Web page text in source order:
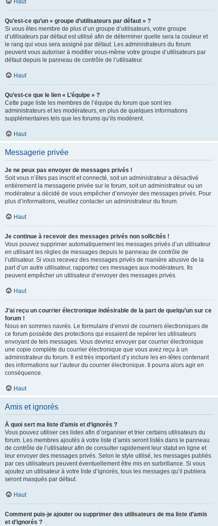
Haut
Qu’est-ce qu’un « groupe d’utilisateurs par défaut » ?
Si vous êtes membre de plus d’un groupe d’utilisateurs, votre groupe
d’utilisateurs par défaut est utilisé afin de déterminer quelle sera la couleur et
le rang qui vous sera assigné par défaut. Les administrateurs du forum
peuvent vous autoriser à modifier vous-même votre groupe d’utilisateurs par
défaut depuis le panneau de contrôle de l’utilisateur.
Haut
Qu’est-ce que le lien « L’équipe » ?
Cette page liste les membres de l’équipe du forum que sont les
administrateurs et les modérateurs, en plus de quelques informations
supplémentaires tels que les forums qu’ils modèrent.
Haut
Messagerie privée
Je ne peux pas envoyer de messages privés !
Soit vous n’êtes pas inscrit et connecté, soit un administrateur a désactivé
entièrement la messagerie privée sur le forum, soit un administrateur ou un
modérateur a décidé de vous empêcher d’envoyer des messages privés. Pour
plus d’informations, veuillez contacter un administrateur du forum.
Haut
Je continue à recevoir des messages privés non sollicités !
Vous pouvez supprimer automatiquement les messages privés d’un utilisateur
en utilisant les règles de messages depuis le panneau de contrôle de
l’utilisateur. Si vous recevez des messages privés de manière abusive de la
part d’un autre utilisateur, rapportez ces messages aux modérateurs. Ils
peuvent empêcher un utilisateur d’envoyer des messages privés.
Haut
J’ai reçu un courrier électronique indésirable de la part de quelqu’un sur ce
forum !
Nous en sommes navrés. Le formulaire d’envoi de courriers électroniques de
ce forum possède des protections qui essaient de repérer les utilisateurs
envoyant de tels messages. Vous devriez envoyer par courrier électronique
une copie complète du courrier électronique que vous avez reçu à un
administrateur du forum. Il est très important d’y inclure les en-têtes contenant
des informations sur l’auteur du courrier électronique. Il pourra alors agir en
conséquence.
Haut
Amis et ignorés
À quoi sert ma liste d’amis et d’ignorés ?
Vous pouvez utiliser ces listes afin d’organiser et trier certains utilisateurs du
forum. Les membres ajoutés à votre liste d’amis seront listés dans le panneau
de contrôle de l’utilisateur afin de consulter rapidement leur statut en ligne et
leur envoyer des messages privés. Selon le style utilisé, les messages publiés
par ces utilisateurs peuvent éventuellement être mis en surbrillance. Si vous
ajoutez un utilisateur à votre liste d’ignorés, tous les messages qu’il publiera
seront masqués par défaut.
Haut
Comment puis-je ajouter ou supprimer des utilisateurs de ma liste d’amis
et d’ignorés ?